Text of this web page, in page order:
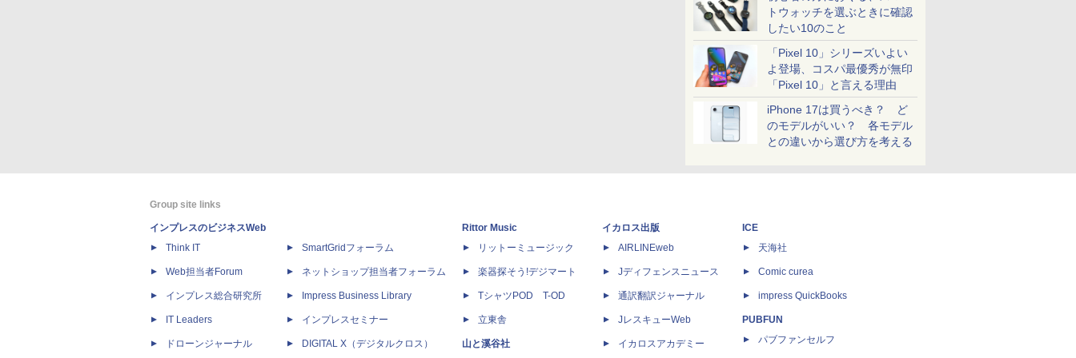
トウォッチを選ぶときに確認
したい10のこと
「Pixel 10」シリーズいよい
よ登場、コスパ最優秀が無印
「Pixel 10」と言える理由
iPhone 17は買うべき？ ど
のモデルがいい？ 各モデル
との違いから選び方を考える
Group site links
インプレスのビジネスWeb
Think IT
Web担当者Forum
インプレス総合研究所
IT Leaders
ドローンジャーナル
SmartGridフォーラム
ネットショップ担当者フォーラム
Impress Business Library
インプレスセミナー
DIGITAL X（デジタルクロス）
Rittor Music
リットーミュージック
楽器探そう!デジマート
TシャツPOD T-OD
立東舎
山と溪谷社
イカロス出版
AIRLINEweb
Jディフェンスニュース
通訳翻訳ジャーナル
JレスキューWeb
イカロスアカデミー
ICE
天海社
Comic curea
impress QuickBooks
PUBFUN
パブファンセルフ